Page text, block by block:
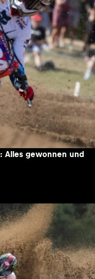
Alles gewonnen und